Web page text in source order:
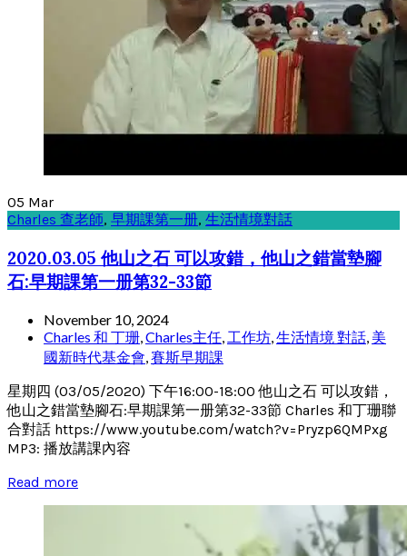
05 Mar
Charles 查老師, 早期課第一册, 生活情境對話
2020.03.05 他山之石 可以攻錯，他山之錯當墊腳
石:早期課第一册第32-33節
November 10, 2024
Charles 和 丁珊,Charles主任, 工作坊,生活情境 對話, 美
國新時代基金會,賽斯早期課
星期四 (03/05/2020) 下午16:00-18:00 他山之石 可以攻錯，
他山之錯當墊腳石:早期課第一册第32-33節 Charles 和丁珊聯
合對話 https://www.youtube.com/watch?v=Pryzp6QMPxg
MP3: 播放講課內容
Read more